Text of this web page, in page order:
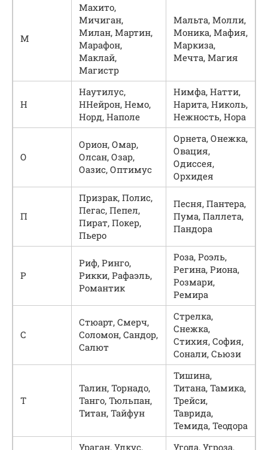
М
Махито,
Мичиган,
Милан, Мартин,
Марафон,
Маклай,
Магистр
Мальта, Молли,
Моника, Мафия,
Маркиза,
Мечта, Магия
Н
Наутилус,
ННейрон, Немо,
Норд, Наполе
Нимфа, Натти,
Нарита, Николь,
Нежность, Нора
О
Орион, Омар,
Олсан, Озар,
Оазис, Оптимус
Орнета, Онежка,
Овация,
Одиссея,
Орхидея
П
Призрак, Полис,
Пегас, Пепел,
Пират, Покер,
Пьеро
Песня, Пантера,
Пума, Паллета,
Пандора
Р
Риф, Ринго,
Рикки, Рафаэль,
Романтик
Роза, Роэль,
Регина, Риона,
Розмари,
Ремира
С
Стюарт, Смерч,
Соломон, Сандор,
Салют
Стрелка,
Снежка,
Стихия, София,
Сонали, Сьюзи
Т
Талин, Торнадо,
Танго, Тюльпан,
Титан, Тайфун
Тишина,
Титана, Тамика,
Трейси,
Таврида,
Темида, Теодора
Ураган, Улкус,
Угода, Угроза,